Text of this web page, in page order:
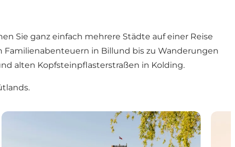
Sie ganz einfach mehrere Städte auf einer Reise
Familienabenteuern in Billund bis zu Wanderungen
alten Kopfsteinpflasterstraßen in Kolding.
Kolding Vejle